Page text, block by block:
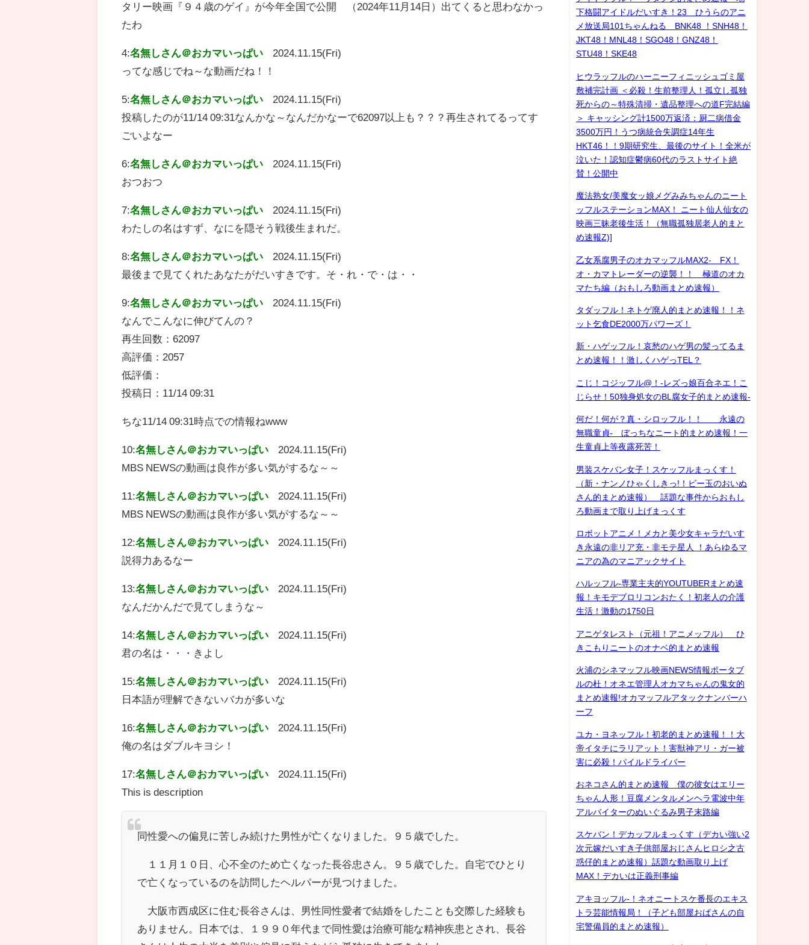
タリー映画『９４歳のゲイ』が今年全国で公開 （2024年11月14日）出てくると思わなかっ
たわ
4:名無しさん＠おカマいっぱい
2024.11.15(Fri)
ってな感じでね～な動画だね！！
5:名無しさん＠おカマいっぱい
2024.11.15(Fri)
投稿したのが11/14 09:31なんかな～なんだかなーで62097以上も？？？再生されてるってす
ごいよなー
6:名無しさん＠おカマいっぱい
2024.11.15(Fri)
おつおつ
7:名無しさん＠おカマいっぱい
2024.11.15(Fri)
わたしの名はすず、なにを隠そう戦後生まれだ。
8:名無しさん＠おカマいっぱい
2024.11.15(Fri)
最後まで見てくれたあなたがだいすきです。そ・れ・で・は・・
9:名無しさん＠おカマいっぱい
2024.11.15(Fri)
なんでこんなに伸びてんの？
再生回数：62097
高評価：2057
低評価：
投稿日：11/14 09:31
ちな11/14 09:31時点での情報ねwww
10:名無しさん＠おカマいっぱい
2024.11.15(Fri)
MBS NEWSの動画は良作が多い気がするな～～
11:名無しさん＠おカマいっぱい
2024.11.15(Fri)
MBS NEWSの動画は良作が多い気がするな～～
12:名無しさん＠おカマいっぱい
2024.11.15(Fri)
説得力あるなー
13:名無しさん＠おカマいっぱい
2024.11.15(Fri)
なんだかんだで見てしまうな～
14:名無しさん＠おカマいっぱい
2024.11.15(Fri)
君の名は・・・きよし
15:名無しさん＠おカマいっぱい
2024.11.15(Fri)
日本語が理解できないバカが多いな
16:名無しさん＠おカマいっぱい
2024.11.15(Fri)
俺の名はダブルキヨシ！
17:名無しさん＠おカマいっぱい
2024.11.15(Fri)
This is description
同性愛への偏見に苦しみ続けた男性が亡くなりました。９５歳でした。
１１月１０日、心不全のため亡くなった長谷忠さん。９５歳でした。自宅でひとり
で亡くなっているのを訪問したヘルパーが見つけました。
大阪市西成区に住む長谷さんは、男性同性愛者で結婚をしたことも交際した経験も
ありません。日本では、１９９０年代まで同性愛は治療可能な精神疾患とされ、長谷
下格闘アイドルだいすき！23 ひうらのアニ
メ放送局101ちゃんねる BNK48 ！SNH48！
JKT48！MNL48！SGO48！GNZ48！
STU48！SKE48
ヒウラッフルのハーニーフィニッシュゴミ屋
敷補完計画 ＜必殺！生前整理人！孤立し孤独
死からの～特殊清掃・遺品整理への道F完結編
＞ キャッシング計1500万返済：厨二病借金
3500万円！うつ病統合失調症14年生
HKT46！！9期研究生、最後のサイト！全米が
泣いた！認知症鬱病60代のラストサイト絶
賛！公開中
魔法熟女/美魔女ッ娘メグみみちゃんのニート
ッフルステーションMAX！ ニート仙人仙女の
映画三昧老後生活！（無職孤独居老人的まと
め速報Z)]
乙女系腐男子のオカマッフルMAX2- FX！
オ・カマトレーダーの逆襲！！ 極道のオカ
マたち編（おもしろ動画まとめ速報）
タダッフル！ネトゲ廃人的まとめ速報！！ネ
ット乞食DE2000万パワーズ！
新・ハゲッフル！哀愁のハゲ男の髪ってるま
とめ速報！！激しくハゲっTEL？
こじ！コジッフル@！-レズっ娘百合ネエ！こ
じらせ！50独身処女のBL腐女子的まとめ速報-
何だ！何が？真・シロッフル！！ 永遠の
無職童貞- ぼっちなニート的まとめ速報！一
生童貞上等夜露死苦！
男装スケバン女子！スケッフルまっくす！
（新・ナンノひゃくしきっ!！ビー玉のおいぬ
さん的まとめ速報） 話題な事件からおもし
ろ動画まで取り上げまっくす
ロボットアニメ！メカと美少女キャラだいす
き永遠の非リア充・非モテ星人 ！あらゆるマ
ニアの為のマニアックサイト
ハルッフル-専業主夫的YOUTUBERまとめ速
報！キモデブロリコンおたく！初老人の介護
生活！激動の1750日
アニゲタレスト（元祖！アニメッフル） ひ
きこもりニートのオナベ的まとめ速報
火浦のシネマッフル映画NEWS情報ポータブ
ルの杜！オネエ管理人オカマちゃんの鬼女的
まとめ速報!オカマッフルアタックナンバーハ
ーフ
ユカ・ヨネッフル！初老的まとめ速報！！大
帝イタチにラリアット！害獣神アリ・ガー被
害に必殺！パイルドライバー
おネコさん的まとめ速報 僕の彼女はエリー
ちゃん人形！豆腐メンタルメンヘラ電波中年
アルバイターのぬいぐるみ男子末路編
スケバン！デカッフルまっくす（デカい強い2
次元嫁だいすき子供部屋おじさんヒロシ之古
惑仔的まとめ速報）話題な動画取り上げ
MAX！デカいは正義刑事編
アキヨッフル-！ネオニートスケ番長のエキス
トラ芸能情報局！（子ども部屋おばさんの自
宅警備員的まとめ速報）